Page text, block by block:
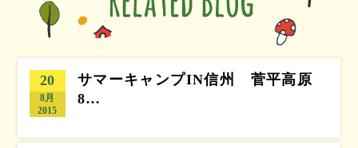
20
8月
2015
サマーキャンプIN信州 菅平高原
8…